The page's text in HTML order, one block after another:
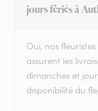
jours fériés à
Oui, nos
assurent les
dimanches et
disponibilité du